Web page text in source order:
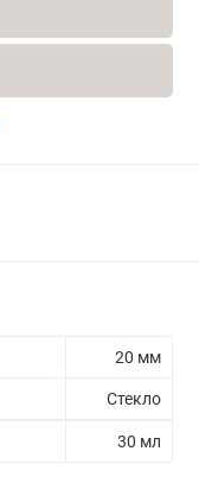
20 мм
Стекло
30 мл